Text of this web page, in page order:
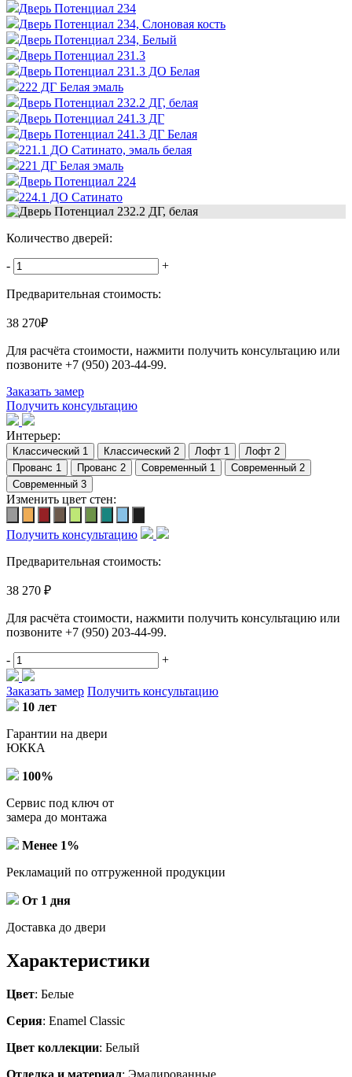
Дверь Потенциал 234
Дверь Потенциал 234, Слоновая кость
Дверь Потенциал 234, Белый
Дверь Потенциал 231.3
Дверь Потенциал 231.3 ДО Белая
222 ДГ Белая эмаль
Дверь Потенциал 232.2 ДГ, белая
Дверь Потенциал 241.3 ДГ
Дверь Потенциал 241.3 ДГ Белая
221.1 ДО Сатинато, эмаль белая
221 ДГ Белая эмаль
Дверь Потенциал 224
224.1 ДО Сатинато
Количество дверей:
- +
Предварительная стоимость:
38 270₽
Для расчёта стоимости, нажмити получить консультацию или
позвоните +7 (950) 203-44-99.
Заказать замер
Получить консультацию
Интерьер:
Изменить цвет стен:
Получить консультацию
Предварительная стоимость:
38 270 ₽
Для расчёта стоимости, нажмити получить консультацию или
позвоните +7 (950) 203-44-99.
- +
Заказать замер Получить консультацию
10 лет
Гарантии на двери
ЮККА
100%
Сервис под ключ от
замера до монтажа
Менее 1%
Рекламаций по отгруженной продукции
От 1 дня
Доставка до двери
Характеристики
Цвет: Белые
Серия: Enamel Classic
Цвет коллекции: Белый
Отделка и материал: Эмалированные